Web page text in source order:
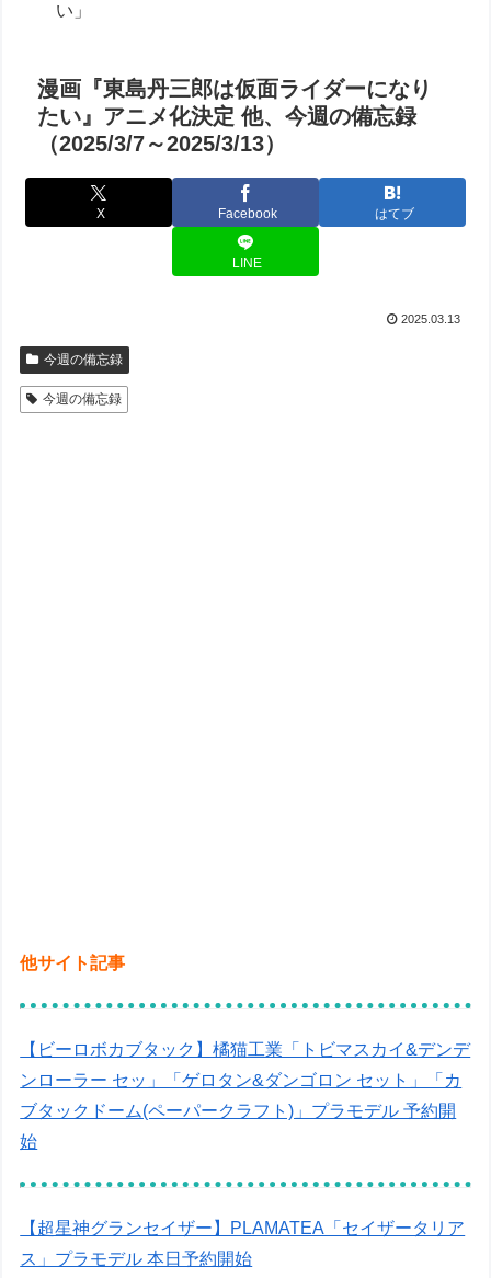
い」
漫画『東島丹三郎は仮面ライダーになり
たい』アニメ化決定 他、今週の備忘録
（2025/3/7～2025/3/13）
X Facebook はてブ
LINE
2025.03.13
今週の備忘録
今週の備忘録
他サイト記事
【ビーロボカブタック】橘猫工業「トビマスカイ&デンデ
ンローラー セッ」「ゲロタン&ダンゴロン セット」「カ
ブタックドーム(ペーパークラフト)」プラモデル 予約開
始
【超星神グランセイザー】PLAMATEA「セイザータリア
ス」プラモデル 本日予約開始